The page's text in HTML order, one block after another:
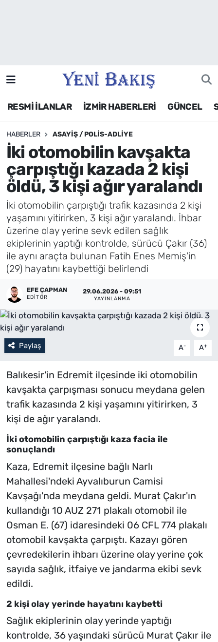
RESMİ İLANLAR İZMİR HABERLERİ GÜNCEL
HABERLER ASAYIŞ / POLIS-ADLIYE
İki otomobilin kavşakta
çarpıştığı kazada 2 kişi
öldü, 3 kişi ağır yaralandı
İki otomobilin çarpıştığı trafik kazasında 2 kişi
yaşamını yitirirken, 3 kişi ağır yaralandı. İhbar
üzerine olay yerine sevk edilen sağlık
ekiplerinin yaptığı kontrolde, sürücü Çakır (36)
ile aynı araçta bulunan Fatih Enes Memiş'in
(29) hayatını kaybettiği belirlendi
EFE ÇAPMAN
EDITÖR
29.06.2026 - 09:51
YAYINLANMA
Paylaş A- A+
Balıkesir'in Edremit ilçesinde iki otomobilin
kavşakta çarpışması sonucu meydana gelen
trafik kazasında 2 kişi yaşamını yitirirken, 3
kişi de ağır yaralandı.
İki otomobilin çarpıştığı kaza facia ile
sonuçlandı
Kaza, Edremit ilçesine bağlı Narlı
Mahallesi'ndeki Ayvalıburun Camisi
Kavşağı'nda meydana geldi. Murat Çakır'ın
kullandığı 10 AUZ 271 plakalı otomobil ile
Osman E. (67) idaresindeki 06 CFL 774 plakalı
otomobil kavşakta çarpıştı. Kazayı gören
çevredekilerin ihbarı üzerine olay yerine çok
sayıda sağlık, itfaiye ve jandarma ekibi sevk
edildi.
2 kişi olay yerinde hayatını kaybetti
Sağlık ekiplerinin olay yerinde yaptığı
kontrolde, 36 yaşındaki sürücü Murat Çakır ile
Siyaset
Asayiş / Polis-Adliye
Spor
Magazin
Foto Galeri
Künye
İletişim